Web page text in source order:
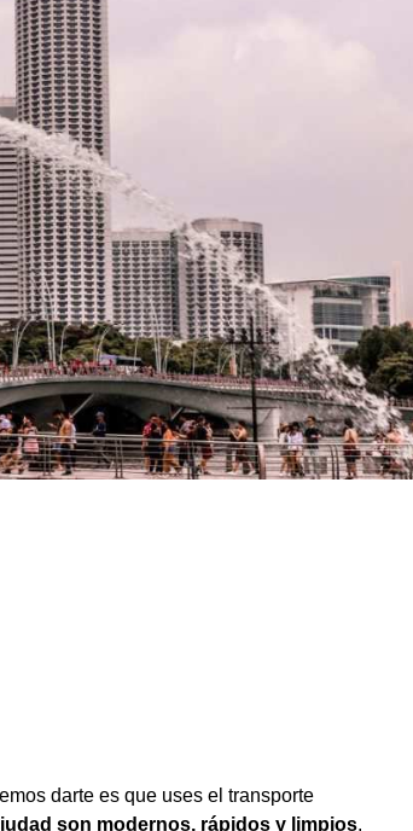
darte es que uses el transporte
son modernos, rápidos y limpios,